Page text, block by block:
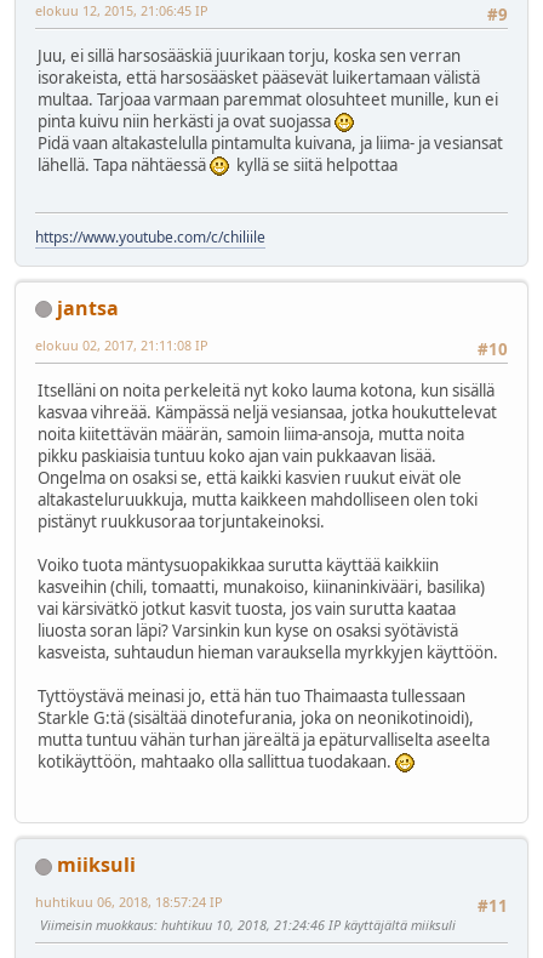
#9
elokuu 12, 2015, 21:06:45 IP
Juu, ei sillä harsosääskiä juurikaan torju, koska sen verran
isorakeista, että harsosääsket pääsevät luikertamaan välistä
multaa. Tarjoaa varmaan paremmat olosuhteet munille, kun ei
pinta kuivu niin herkästi ja ovat suojassa
Pidä vaan altakastelulla pintamulta kuivana, ja liima- ja vesiansat
lähellä. Tapa nähtäessä
kyllä se siitä helpottaa
https://www.youtube.com/c/chiliile
jantsa
#10
elokuu 02, 2017, 21:11:08 IP
Itselläni on noita perkeleitä nyt koko lauma kotona, kun sisällä
kasvaa vihreää. Kämpässä neljä vesiansaa, jotka houkuttelevat
noita kiitettävän määrän, samoin liima-ansoja, mutta noita
pikku paskiaisia tuntuu koko ajan vain pukkaavan lisää.
Ongelma on osaksi se, että kaikki kasvien ruukut eivät ole
altakasteluruukkuja, mutta kaikkeen mahdolliseen olen toki
pistänyt ruukkusoraa torjuntakeinoksi.
Voiko tuota mäntysuopakikkaa surutta käyttää kaikkiin
kasveihin (chili, tomaatti, munakoiso, kiinaninkivääri, basilika)
vai kärsivätkö jotkut kasvit tuosta, jos vain surutta kaataa
liuosta soran läpi? Varsinkin kun kyse on osaksi syötävistä
kasveista, suhtaudun hieman varauksella myrkkyjen käyttöön.
Tyttöystävä meinasi jo, että hän tuo Thaimaasta tullessaan
Starkle G:tä (sisältää dinotefurania, joka on neonikotinoidi),
mutta tuntuu vähän turhan järeältä ja epäturvalliselta aseelta
kotikäyttöön, mahtaako olla sallittua tuodakaan.
miiksuli
#11
huhtikuu 06, 2018, 18:57:24 IP
Viimeisin muokkaus: huhtikuu 10, 2018, 21:24:46 IP käyttäjältä miiksuli